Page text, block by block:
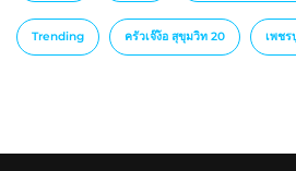
Trending ครัวเจ๊ง้อ สุขุมวิท 20 เพช